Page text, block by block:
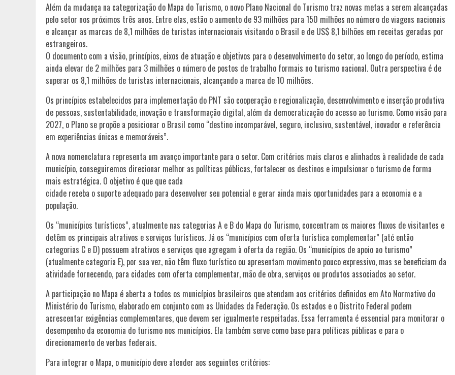
Além da mudança na categorização do Mapa do Turismo, o novo Plano Nacional do Turismo traz novas metas a serem alcançadas
pelo setor nos próximos três anos. Entre elas, estão o aumento de 93 milhões para 150 milhões no número de viagens nacionais
e alcançar as marcas de 8,1 milhões de turistas internacionais visitando o Brasil e de US$ 8,1 bilhões em receitas geradas por
estrangeiros.
O documento com a visão, princípios, eixos de atuação e objetivos para o desenvolvimento do setor, ao longo do período, estima
ainda elevar de 2 milhões para 3 milhões o número de postos de trabalho formais no turismo nacional. Outra perspectiva é de
superar os 8,1 milhões de turistas internacionais, alcançando a marca de 10 milhões.
Os princípios estabelecidos para implementação do PNT são cooperação e regionalização, desenvolvimento e inserção produtiva
de pessoas, sustentabilidade, inovação e transformação digital, além da democratização do acesso ao turismo. Como visão para
2027, o Plano se propõe a posicionar o Brasil como “destino incomparável, seguro, inclusivo, sustentável, inovador e referência
em experiências únicas e memoráveis”.
A nova nomenclatura representa um avanço importante para o setor. Com critérios mais claros e alinhados à realidade de cada
município, conseguiremos direcionar melhor as políticas públicas, fortalecer os destinos e impulsionar o turismo de forma
mais estratégica. O objetivo é que que cada
cidade receba o suporte adequado para desenvolver seu potencial e gerar ainda mais oportunidades para a economia e a
população.
Os “municípios turísticos”, atualmente nas categorias A e B do Mapa do Turismo, concentram os maiores fluxos de visitantes e
detêm os principais atrativos e serviços turísticos. Já os “municípios com oferta turística complementar” (até então
categorias C e D) possuem atrativos e serviços que agregam à oferta da região. Os “municípios de apoio ao turismo”
(atualmente categoria E), por sua vez, não têm fluxo turístico ou apresentam movimento pouco expressivo, mas se beneficiam da
atividade fornecendo, para cidades com oferta complementar, mão de obra, serviços ou produtos associados ao setor.
A participação no Mapa é aberta a todos os municípios brasileiros que atendam aos critérios definidos em Ato Normativo do
Ministério do Turismo, elaborado em conjunto com as Unidades da Federação. Os estados e o Distrito Federal podem
acrescentar exigências complementares, que devem ser igualmente respeitadas. Essa ferramenta é essencial para monitorar o
desempenho da economia do turismo nos municípios. Ela também serve como base para políticas públicas e para o
direcionamento de verbas federais.
Para integrar o Mapa, o município deve atender aos seguintes critérios: